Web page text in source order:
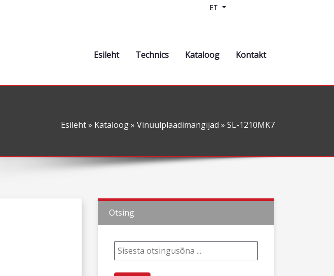
ET
Esileht Technics Kataloog Kontakt
Esileht» Kataloog» Vinüülplaadimängijad » SL-1210MK7
Otsing